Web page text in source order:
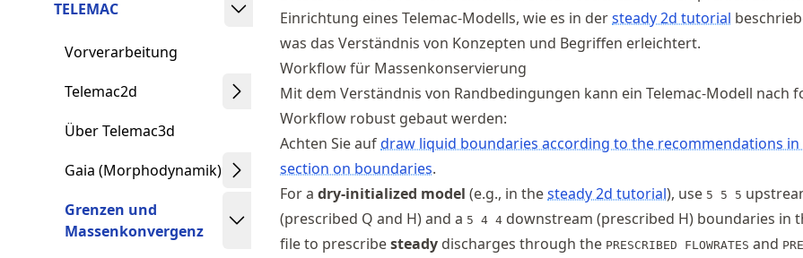
TELEMAC
Vorverarbeitung
Telemac2d
Über Telemac3d
Gaia (Morphodynamik)
Grenzen und
Massenkonvergenz
Einrichtung eines Telemac-Modells, wie es in dersteady 2d tutorial
was das Verständnis von Konzepten und Begriffen erleichtert.
Workflow für Massenkonservierung
Mit dem Verständnis von Randbedingungen kann ein Telemac-Modell nach
Workflow robust gebaut werden:
Achten Sie aufdraw liquid boundaries according to the recommendations in
section on boundaries.
For a dry-initialized model (e.g., in thesteady 2d tutorial), use 5 5 5
(prescribed Q and H) and a 5 4 4 downstream (prescribed H) boundaries in
file to prescribesteady discharges through the PRESCRIBED FLOWRATES and